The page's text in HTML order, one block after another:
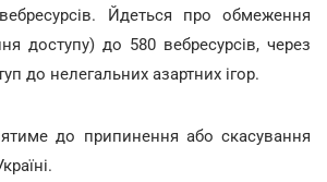
Йдеться про обмеження
доступу) до 580 вебресурсів, через
до нелегальних азартних ігор.
до припинення або скасування